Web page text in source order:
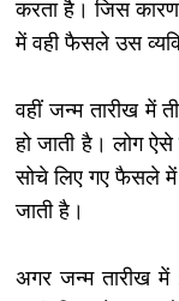
करता है। जिस
में वही फैसले उस
वहीं जन्म तारीख में
हो जाती है। लोग
सोचे लिए गए फैसले
जाती है।
अगर जन्म तारीख में